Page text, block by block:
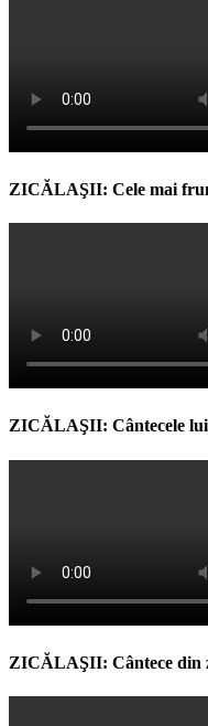
ZICĂLAŞII: Cele mai
ZICĂLAŞII: Cântecele
ZICĂLAŞII: Cântece din